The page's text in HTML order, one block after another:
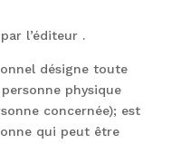
l’éditeur .
désigne toute
physique
concernée); est
qui peut être